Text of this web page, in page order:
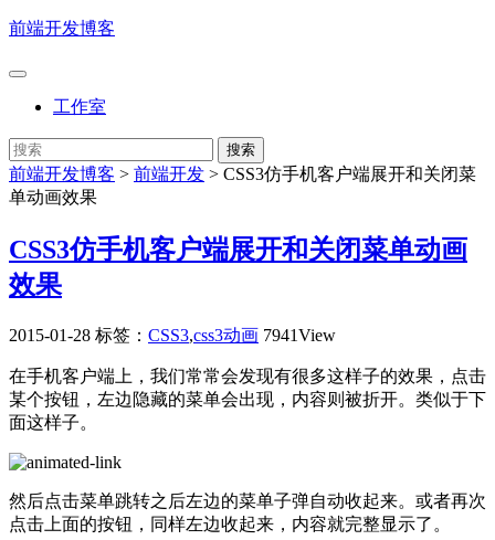
前端开发博客
工作室
前端开发博客 > 前端开发 > CSS3仿手机客户端展开和关闭菜
单动画效果
CSS3仿手机客户端展开和关闭菜单动画
效果
2015-01-28 标签： CSS3,css3动画 7941View
在手机客户端上，我们常常会发现有很多这样子的效果，点击
某个按钮，左边隐藏的菜单会出现，内容则被折开。类似于下
面这样子。
然后点击菜单跳转之后左边的菜单子弹自动收起来。或者再次
点击上面的按钮，同样左边收起来，内容就完整显示了。